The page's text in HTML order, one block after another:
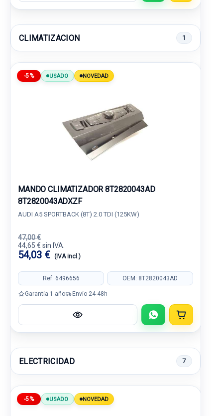
CLIMATIZACION 1
-5% USADO NOVEDAD
MANDO CLIMATIZADOR 8T2820043AD
8T2820043ADXZF
AUDI A5 SPORTBACK (8T) 2.0 TDI (125KW)
47,00 €
44,65 € sin IVA.
54,03 € (IVA incl.)
Ref: 6496656 OEM: 8T2820043AD
Garantía 1 año Envío 24-48h
ELECTRICIDAD 7
-5% USADO NOVEDAD